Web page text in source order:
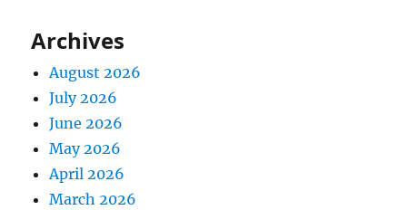
Archives
August 2026
July 2026
June 2026
May 2026
April 2026
March 2026